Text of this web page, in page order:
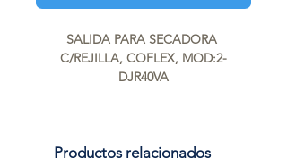
SALIDA PARA SECADORA
C/REJILLA, COFLEX, MOD:2-
DJR40VA
Productos relacionados